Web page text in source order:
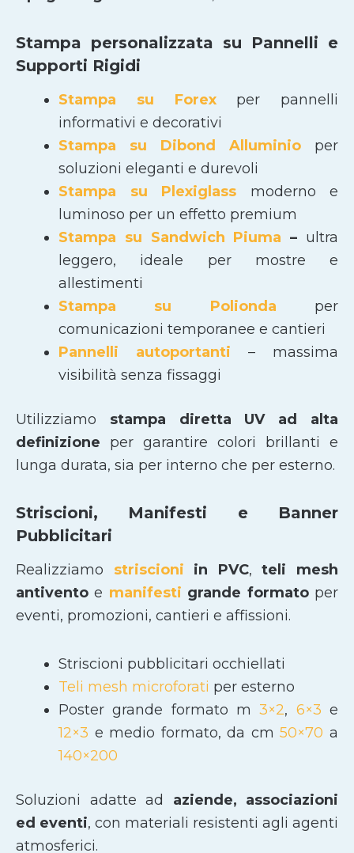
Stampa personalizzata su Pannelli e
Supporti Rigidi
Stampa su Forexper pannelli
informativi e decorativi
Stampa su Dibond Alluminio per
soluzioni eleganti e durevoli
Stampa su Plexiglass moderno e
luminoso per un effetto premium
Stampa su Sandwich Piuma – ultra
leggero, ideale per mostre e
allestimenti
Stampa su Polionda per
comunicazioni temporanee e cantieri
Pannelli autoportanti – massima
visibilità senza fissaggi
Utilizziamo stampa diretta UV ad alta
definizione per garantire colori brillanti e
lunga durata, sia per interno che per esterno.
Striscioni, Manifesti e Banner
Pubblicitari
Realizziamo striscioni in PVC,teli mesh
antivento e manifesti grande formatoper
eventi, promozioni, cantieri e affissioni.
Striscioni pubblicitari occhiellati
Teli mesh microforati per esterno
Poster grande formato m3×2, 6×3 e
12×3 e medio formato, da cm50×70 a
140×200
Soluzioni adatte ad aziende, associazioni
ed eventi, con materiali resistenti agli agenti
atmosferici.